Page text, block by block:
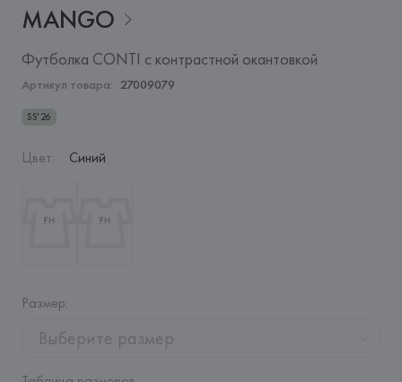
MANGO
Футболка CONTI с контрастной окантовкой
Артикул товара: 27009079
SS'26
Цвет: Синий
Размер:
Выберите размер